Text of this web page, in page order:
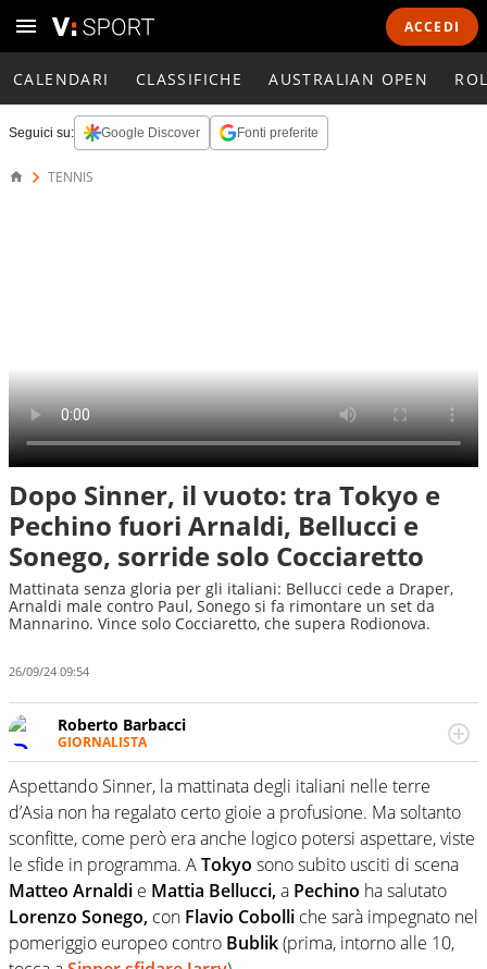
ACCEDI
CALENDARI CLASSIFICHE AUSTRALIAN OPEN
Seguici su: Google Discover Fonti preferite
TENNIS
Dopo Sinner, il vuoto: tra Tokyo e
Pechino fuori Arnaldi, Bellucci e
Sonego, sorride solo Cocciaretto
Mattinata senza gloria per gli italiani: Bellucci cede a Draper,
Arnaldi male contro Paul, Sonego si fa rimontare un set da
Mannarino. Vince solo Cocciaretto, che supera Rodionova.
26/09/24 09:54
Roberto Barbacci
GIORNALISTA
Giornalista (pubblicista) sportivo a tutto campo, è il
tuttologo di Virgilio Sport. Provate a chiedergli di boxe, di
scherma, di volley o di curling: ve ne farà innamorare
Aspettando Sinner, la mattinata degli italiani nelle terre
d’Asia non ha regalato certo gioie a profusione. Ma soltanto
sconfitte, come però era anche logico potersi aspettare, viste
le sfide in programma. ATokyo sono subito usciti di scena
Matteo Arnaldi e Mattia Bellucci,a Pechino ha salutato
Lorenzo Sonego, con Flavio Cobolli che sarà impegnato nel
pomeriggio europeo contro Bublik(prima, intorno alle 10,